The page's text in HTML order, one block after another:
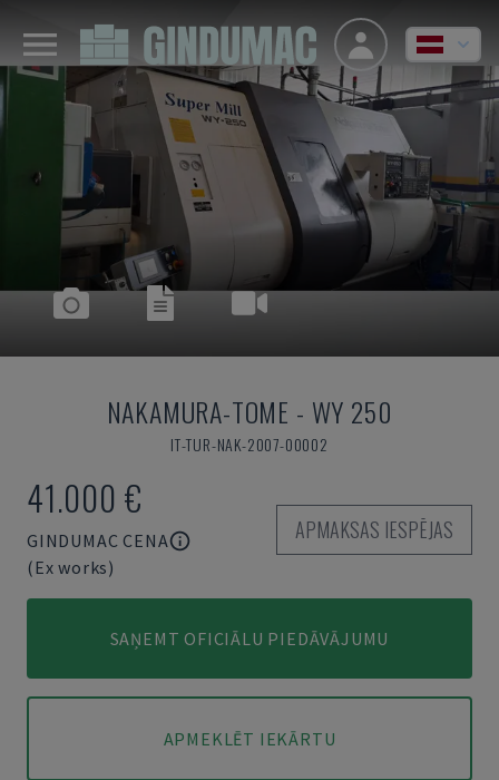
NAKAMURA-TOME - WY 250
IT-TUR-NAK-2007-00002
41.000 €
GINDUMAC CENA
(Ex works)
APMAKSAS IESPĒJAS
SAŅEMT OFICIĀLU PIEDĀVĀJUMU
APMEKLĒT IEKĀRTU